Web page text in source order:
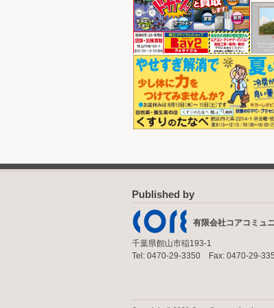
Published by
有限会社コアコミュ
千葉県館山市稲193-1
Tel: 0470-29-3350 Fax: 0470-29-